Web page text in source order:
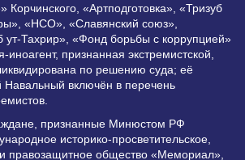
Корчинского, «Артподготовка», «Тризуб
«НСО», «Славянский союз»,
Тахрир», «Фонд борьбы с коррупцией»
признанная экстремистской,
по решению суда; её
Навальный включён в перечень
признанные Минюстом РФ
историко-просветительское,
и правозащитное общество «Мемориал»,